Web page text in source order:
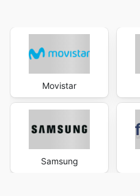
Movistar
Samsung